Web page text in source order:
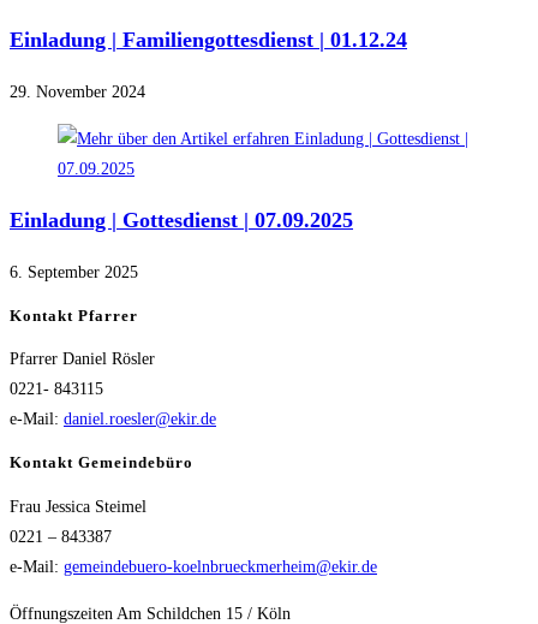
Einladung | Familiengottesdienst | 01.12.24
29. November 2024
Einladung | Gottesdienst | 07.09.2025
6. September 2025
Kontakt Pfarrer
Pfarrer Daniel Rösler
0221- 843115
e-Mail: daniel.roesler@ekir.de
Kontakt Gemeindebüro
Frau Jessica Steimel
0221 – 843387
e-Mail: gemeindebuero-koelnbrueckmerheim@ekir.de
Öffnungszeiten Am Schildchen 15 / Köln